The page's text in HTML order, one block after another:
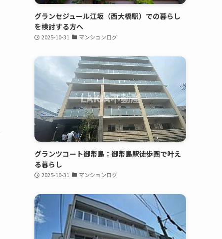
グランセジュール江坂（西大橋駅）での暮らし
を検討する方へ
2025-10-31 マンションログ
グランツコート御幣島：御幣島駅徒歩圏で叶え
る暮らし
2025-10-31 マンションログ